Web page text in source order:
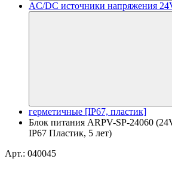
AC/DC источники напряжения
герметичные [IP67, пластик]
Блок питания ARPV-SP-24060
IP67 Пластик, 5 лет)
Арт.: 040045